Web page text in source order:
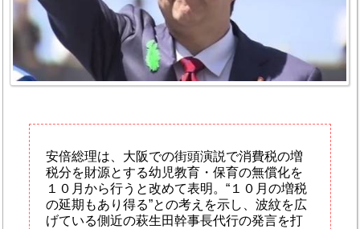
安倍総理は、大阪での街頭演説で消費税の増
税分を財源とする幼児教育・保育の無償化を
１０月から行うと改めて表明。“１０月の増税
の延期もあり得る”との考えを示し、波紋を広
げている側近の萩生田幹事長代行の発言を打